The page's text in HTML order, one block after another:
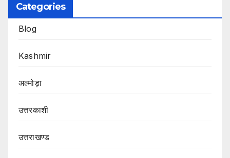
Categories
Blog
Kashmir
अल्मोड़ा
उत्तरकाशी
उत्तराखण्ड